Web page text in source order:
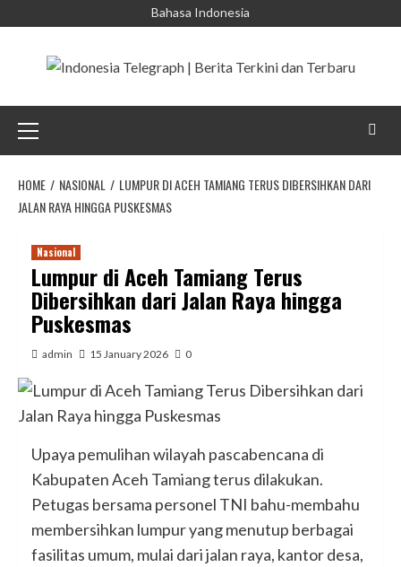
to
Bahasa Indonesia
Menu
HOME NASIONAL
LUMPUR DI ACEH TAMIANG TERUS DIBERSIHKAN DARI
JALAN RAYA HINGGA PUSKESMAS
Nasional
Lumpur di Aceh Tamiang Terus
Dibersihkan dari Jalan Raya hingga
Puskesmas
admin 15 January 2026 0
Upaya pemulihan wilayah pascabencana di
Kabupaten Aceh Tamiang terus dilakukan.
Petugas bersama personel TNI bahu-membahu
membersihkan lumpur yang menutup berbagai
fasilitas umum, mulai dari jalan raya, kantor desa,